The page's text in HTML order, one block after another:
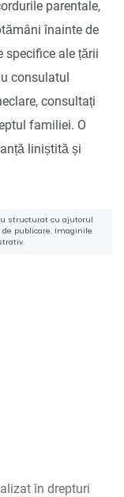
parentale,
înainte de
specifice ale țării
consulatul
consultați
familiei. O
liniștită și
structurat cu ajutorul
publicare. Imaginile
în drepturi